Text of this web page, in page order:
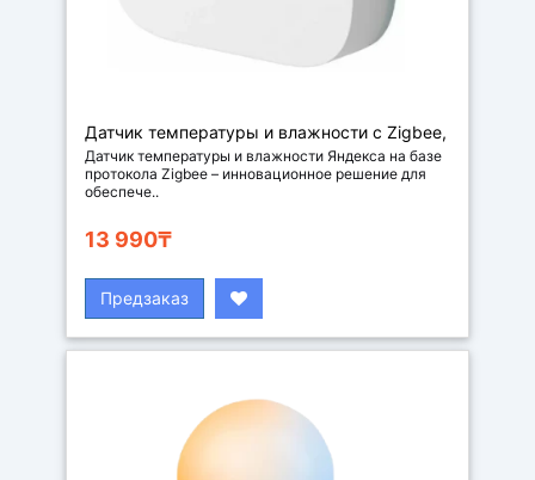
Датчик температуры и влажности с Zigbee,
цвет белый
Датчик температуры и влажности Яндекса на базе
протокола Zigbee – инновационное решение для
обеспече..
13 990₸
Предзаказ